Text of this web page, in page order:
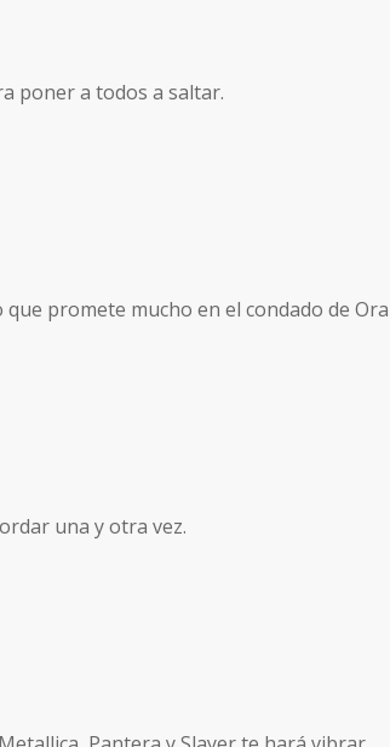
poner a todos a saltar.
promete mucho en el condado de
una y otra vez.